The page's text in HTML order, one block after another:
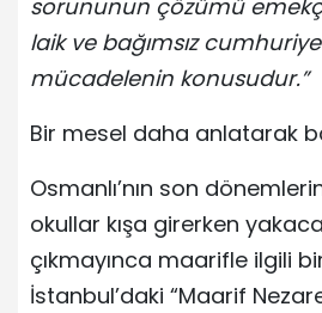
sorununun çözümü
laik ve bağımsız
mücadelenin konusudur.”
Bir mesel daha anlatarak
Osmanlı’nın son
okullar kışa girerken
çıkmayınca maarifle ilgili
İstanbul’daki “Maarif